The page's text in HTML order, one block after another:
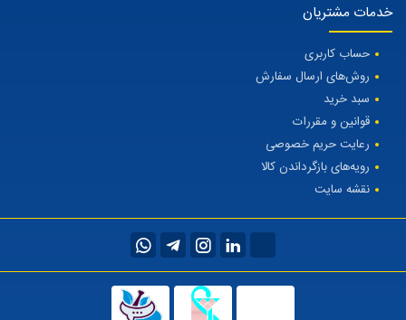
خدمات مشتریان
حساب کاربری
روش‌های ارسال سفارش
سبد خرید
قوانین و مقررات
رعایت حریم خصوصی
رویه‌های بازگرداندن کالا
نقشه سایت